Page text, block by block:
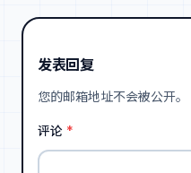
发表回复
您的邮箱地址不会被公开。
评论 *